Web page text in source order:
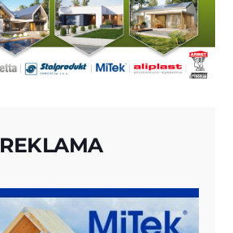
REKLAMA